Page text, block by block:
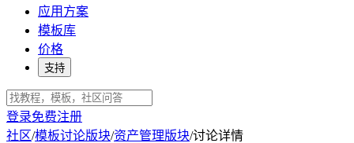
应用方案
模板库
价格
支持
登录免费注册
社区/模板讨论版块/资产管理版块/讨论详情